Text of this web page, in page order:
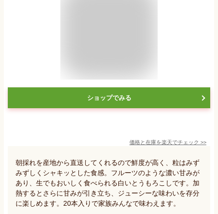
ショップでみる
価格と在庫を楽天でチェック >>
朝採れを産地から直送してくれるので鮮度が高く、粒はみず
みずしくシャキッとした食感。フルーツのような濃い甘みが
あり、生でもおいしく食べられる白いとうもろこしです。加
熱するとさらに甘みが引き立ち、ジューシーな味わいを存分
に楽しめます。20本入りで家族みんなで味わえます。